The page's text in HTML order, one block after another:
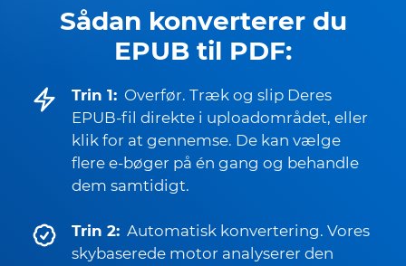
Sådan konverterer du
EPUB til PDF:
Trin 1: Overfør. Træk og slip Deres
EPUB-fil direkte i uploadområdet, eller
klik for at gennemse. De kan vælge
flere e-bøger på én gang og behandle
dem samtidigt.
Trin 2: Automatisk konvertering. Vores
skybaserede motor analyserer den